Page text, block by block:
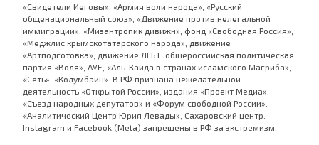
«Свидетели Иеговы», «Армия воли народа», «Русский
общенациональный союз», «Движение против нелегальной
иммиграции», «Мизантропик дивижн», фонд «Свободная Россия»,
«Меджлис крымскотатарского народа», движение
«Артподготовка», движение ЛГБТ, общероссийская политическая
партия «Воля», АУЕ, «Аль-Каида в странах исламского Магриба»,
«Сеть», «Колумбайн». В РФ признана нежелательной
деятельность «Открытой России», издания «Проект Медиа»,
«Съезд народных депутатов» и «Форум свободной России».
«Аналитический Центр Юрия Левады», Сахаровский центр.
Instagram и Facebook (Metа) запрещены в РФ за экстремизм.